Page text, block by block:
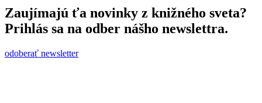
Zaujímajú ťa novinky z knižného sveta?
Prihlás sa na odber nášho newslettra.
odoberať newsletter